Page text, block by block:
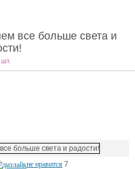
все больше света и
не нравится 7